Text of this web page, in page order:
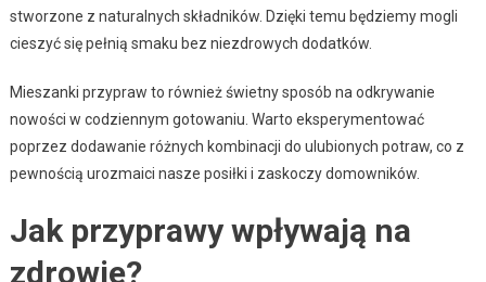
stworzone z naturalnych składników. Dzięki temu będziemy mogli
cieszyć się pełnią smaku bez niezdrowych dodatków.
Mieszanki przypraw to również świetny sposób na odkrywanie
nowości w codziennym gotowaniu. Warto eksperymentować
poprzez dodawanie różnych kombinacji do ulubionych potraw, co z
pewnością urozmaici nasze posiłki i zaskoczy domowników.
Jak przyprawy wpływają na
zdrowie?